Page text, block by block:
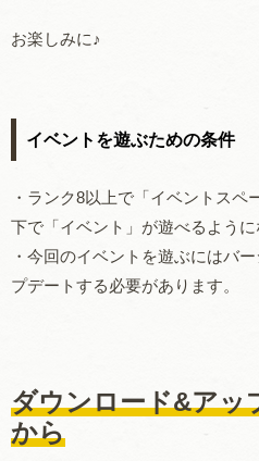
お楽しみに♪
イベントを遊ぶための条件
・ランク8以上で「イベントス
下で「イベント」が遊べるように
・今回のイベントを遊ぶにはバ
プデートする必要があります。
ダウンロード&アッ
から